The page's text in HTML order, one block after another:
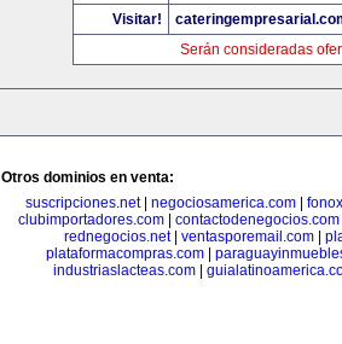
Visitar!
Serán consideradas
Otros dominios en venta:
suscripciones.net| negociosamerica.com|
clubimportadores.com
contactodenegocios.com
rednegocios.net| ventasporemail.com
plataformacompras.com
industriaslacteas.com